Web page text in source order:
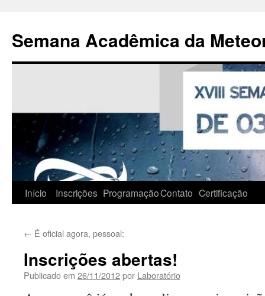
o
conteúdo
Semana Acadêmica da
Início Inscrições ProgramaçãoContato Certificação
← É oficial agora, pessoal:
Inscrições abertas!
Publicado em 26/11/2012por Laboratório